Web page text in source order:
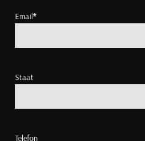
Email*
Staat
Telefon